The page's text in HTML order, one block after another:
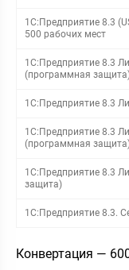
1С:Предприятие 8.3
500 рабочих мест
1С:Предприятие 8.3
(программная
1С:Предприятие 8.3
1С:Предприятие 8.3
(программная
1С:Предприятие 8.3
защита)
1С:Предприятие 8.3.
Конвертация —